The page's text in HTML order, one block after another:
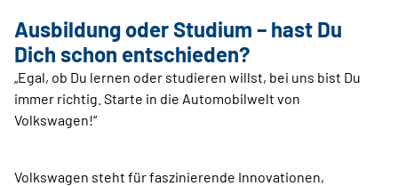
Ausbildung oder Studium – hast Du
Dich schon entschieden?
„Egal, ob Du lernen oder studieren willst, bei uns bist Du
immer richtig. Starte in die Automobilwelt von
Volkswagen!“
Volkswagen steht für faszinierende Innovationen,